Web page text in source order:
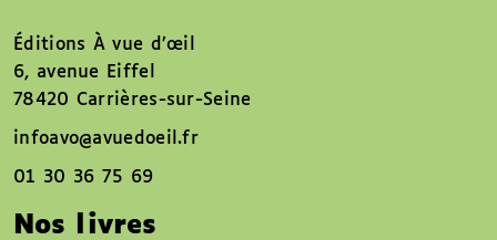
Éditions À vue d’œil
6, avenue Eiffel
78420 Carrières-sur-Seine
infoavo@avuedoeil.fr
01 30 36 75 69
Nos livres